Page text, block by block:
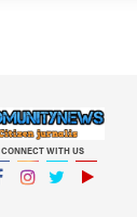
CONNECT WITH US